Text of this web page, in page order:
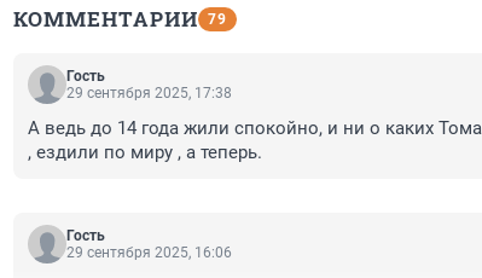
КОММЕНТАРИИ 79
Гость
29 сентября 2025, 17:38
А ведь до 14 года жили спокойно, и ни о каких
, ездили по миру , а теперь.
Гость
29 сентября 2025, 16:06